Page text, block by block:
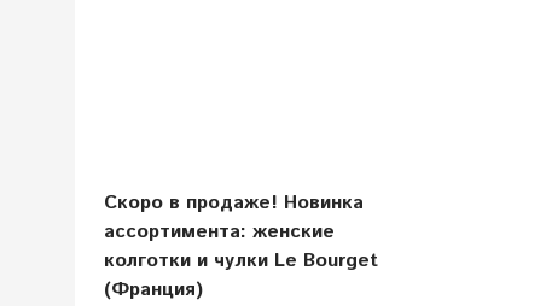
Скоро в продаже! Новинка
ассортимента: женские
колготки и чулки Le Bourget
(Франция)